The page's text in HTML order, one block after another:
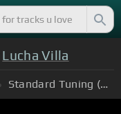
Lucha Villa
Standard Tuning (EADGBE)